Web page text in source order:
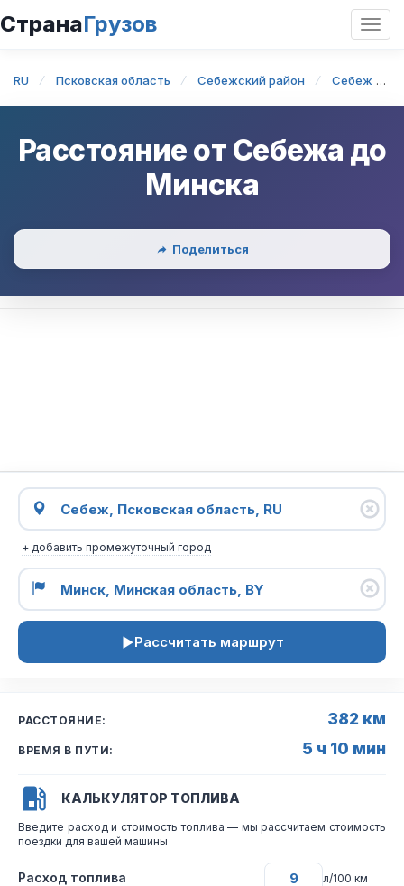
СтранаГрузов
RU Псковская область Себежский район Себеж
Расстояние от Себежа до
Минска
Поделиться
+ добавить промежуточный город
Рассчитать маршрут
РАССТОЯНИЕ: 382 км
ВРЕМЯ В ПУТИ: 5 ч 10 мин
КАЛЬКУЛЯТОР ТОПЛИВА
Введите расход и стоимость топлива — мы рассчитаем стоимость
поездки для вашей машины
Расход топлива л/100 км